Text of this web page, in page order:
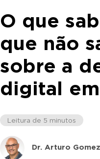
O que
que não
sobre a
digital
Leitura de 5 minutos
Dr. Arturo